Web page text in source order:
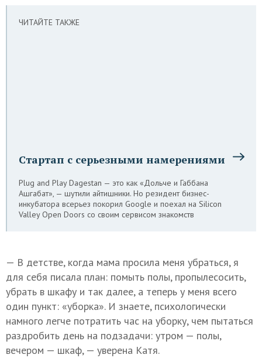
ЧИТАЙТЕ ТАКЖЕ
Стартап с серьезными намерениями
Plug and Play Dagestan — это как «Дольче и Габбана
Ашгабат», — шутили айтишники. Но резидент бизнес-
инкубатора всерьез покорил Google и поехал на Silicon
Valley Open Doors со своим сервисом знакомств
— В детстве, когда мама просила меня убраться, я
для себя писала план: помыть полы, пропылесосить,
убрать в шкафу и так далее, а теперь у меня всего
один пункт: «уборка». И знаете, психологически
намного легче потратить час на уборку, чем пытаться
раздробить день на подзадачи: утром — полы,
вечером — шкаф, — уверена Катя.